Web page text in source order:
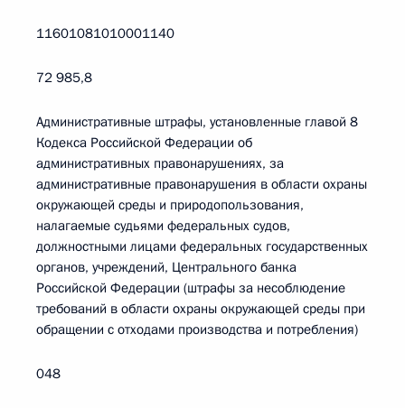
11601081010001140
72 985,8
Административные штрафы, установленные главой 8
Кодекса Российской Федерации об
административных правонарушениях, за
административные правонарушения в области охраны
окружающей среды и природопользования,
налагаемые судьями федеральных судов,
должностными лицами федеральных государственных
органов, учреждений, Центрального банка
Российской Федерации (штрафы за несоблюдение
требований в области охраны окружающей среды при
обращении с отходами производства и потребления)
048